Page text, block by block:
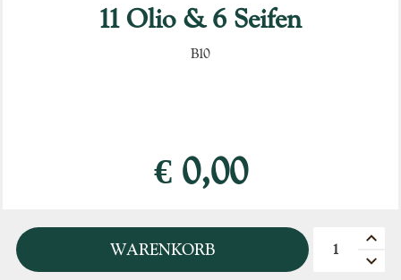
11 Olio & 6 Seifen
B10
€ 0,00
Quantità
WARENKORB